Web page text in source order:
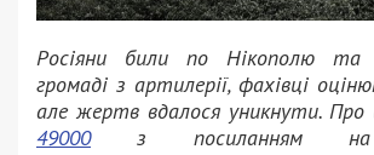
Росіяни били по Нікополю та
громаді з артилерії, фахівці
але жертв вдалося уникнути. Про
49000з посиланням на